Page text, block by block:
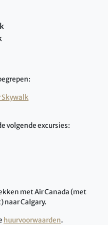
Skywalk
volgende excursies:
met Air Canada (met
naar Calgary.
huurvoorwaarden.